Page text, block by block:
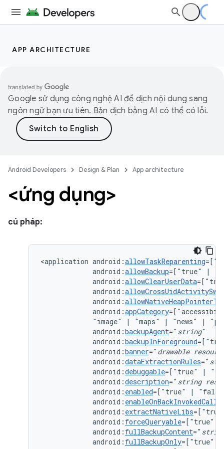
APP ARCHITECTURE
Google sử dụng công nghệ AI để dịch nội dung sang
ngôn ngữ bạn ưu tiên. Bản dịch bằng AI có thể có lỗi.
Android Developers Design & Plan App architecture
<ứng dụng>
cú pháp:
<application android:allowTaskReparenting
android:allowBackup=["true"
|
android:allowClearUserData
android:
android:
android:appCategory
"image"
| "maps" | "news" |
android:backupAgent=" string
android:backupInForeground
android:banner=" drawable
android:dataExtractionRules="
android:debuggable=["true"
|
android:description=" string
android: enabled=["true"
|
android:
android: extractNativeLibs
android: forceQueryable=["true"
android: fullBackupContent="
android: fullBackupOnly=["true"